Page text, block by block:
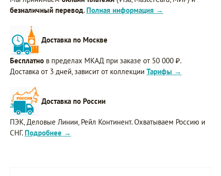
безналичный перевод. Полная информация →
Доставка по Москве
Бесплатно в пределах МКАД при заказе от 50 000 ₽.
Доставка от 3 дней, зависит от коллекции Тарифы →
Доставка по России
ПЭК, Деловые Линии, Рейл Континент. Охватываем Россию и
СНГ. Подробнее →